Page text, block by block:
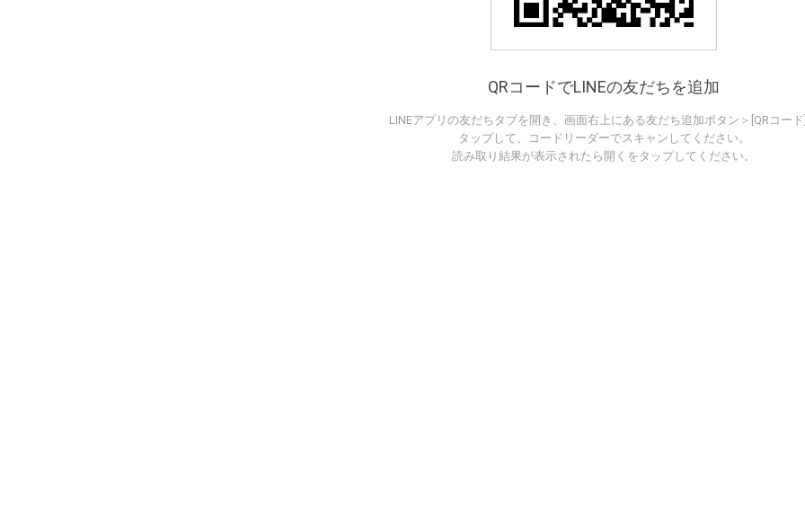
QRコードでLINEの友だちを追加
LINEアプリの友だちタブを開き、画面右上にある友だち追加ボタン＞[QRコー
タップして、コードリーダーでスキャンしてください。
読み取り結果が表示されたら開くをタップしてください。